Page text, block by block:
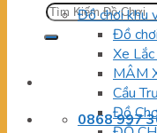
Tìm
kiếm:
0868 997
Đồ chơi khu
Đồ
Xe
MÂM
Cầu
Đồ